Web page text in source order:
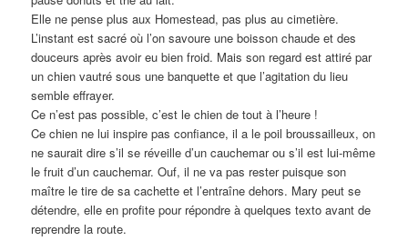
Elle ne pense plus aux Homestead, pas plus au cimetière.
L’instant est sacré où l’on savoure une boisson chaude et des
douceurs après avoir eu bien froid. Mais son regard est attiré par
un chien vautré sous une banquette et que l’agitation du lieu
semble effrayer.
Ce n’est pas possible, c’est le chien de tout à l’heure !
Ce chien ne lui inspire pas confiance, il a le poil broussailleux, on
ne saurait dire s’il se réveille d’un cauchemar ou s’il est lui-même
le fruit d’un cauchemar. Ouf, il ne va pas rester puisque son
maître le tire de sa cachette et l’entraîne dehors. Mary peut se
détendre, elle en profite pour répondre à quelques texto avant de
reprendre la route.